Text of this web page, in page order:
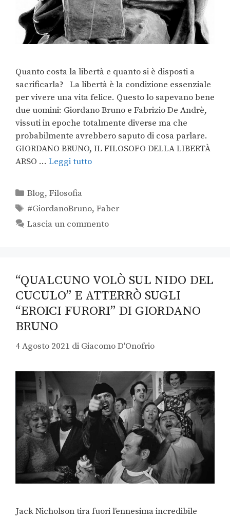
Quanto costa la libertà e quanto si è disposti a
sacrificarla? La libertà è la condizione essenziale
per vivere una vita felice. Questo lo sapevano bene
due uomini: Giordano Bruno e Fabrizio De Andrè,
vissuti in epoche totalmente diverse ma che
probabilmente avrebbero saputo di cosa parlare.
GIORDANO BRUNO, IL FILOSOFO DELLA LIBERTÀ
ARSO … Leggi tutto
Blog,Filosofia
#GiordanoBruno,Faber
Lascia un commento
“QUALCUNO VOLÒ SUL NIDO DEL
CUCULO” E ATTERRÒ SUGLI
“EROICI FURORI” DI GIORDANO
BRUNO
4 Agosto 2021 di Giacomo D'Onofrio
Jack Nicholson tira fuori l’ennesima incredibile